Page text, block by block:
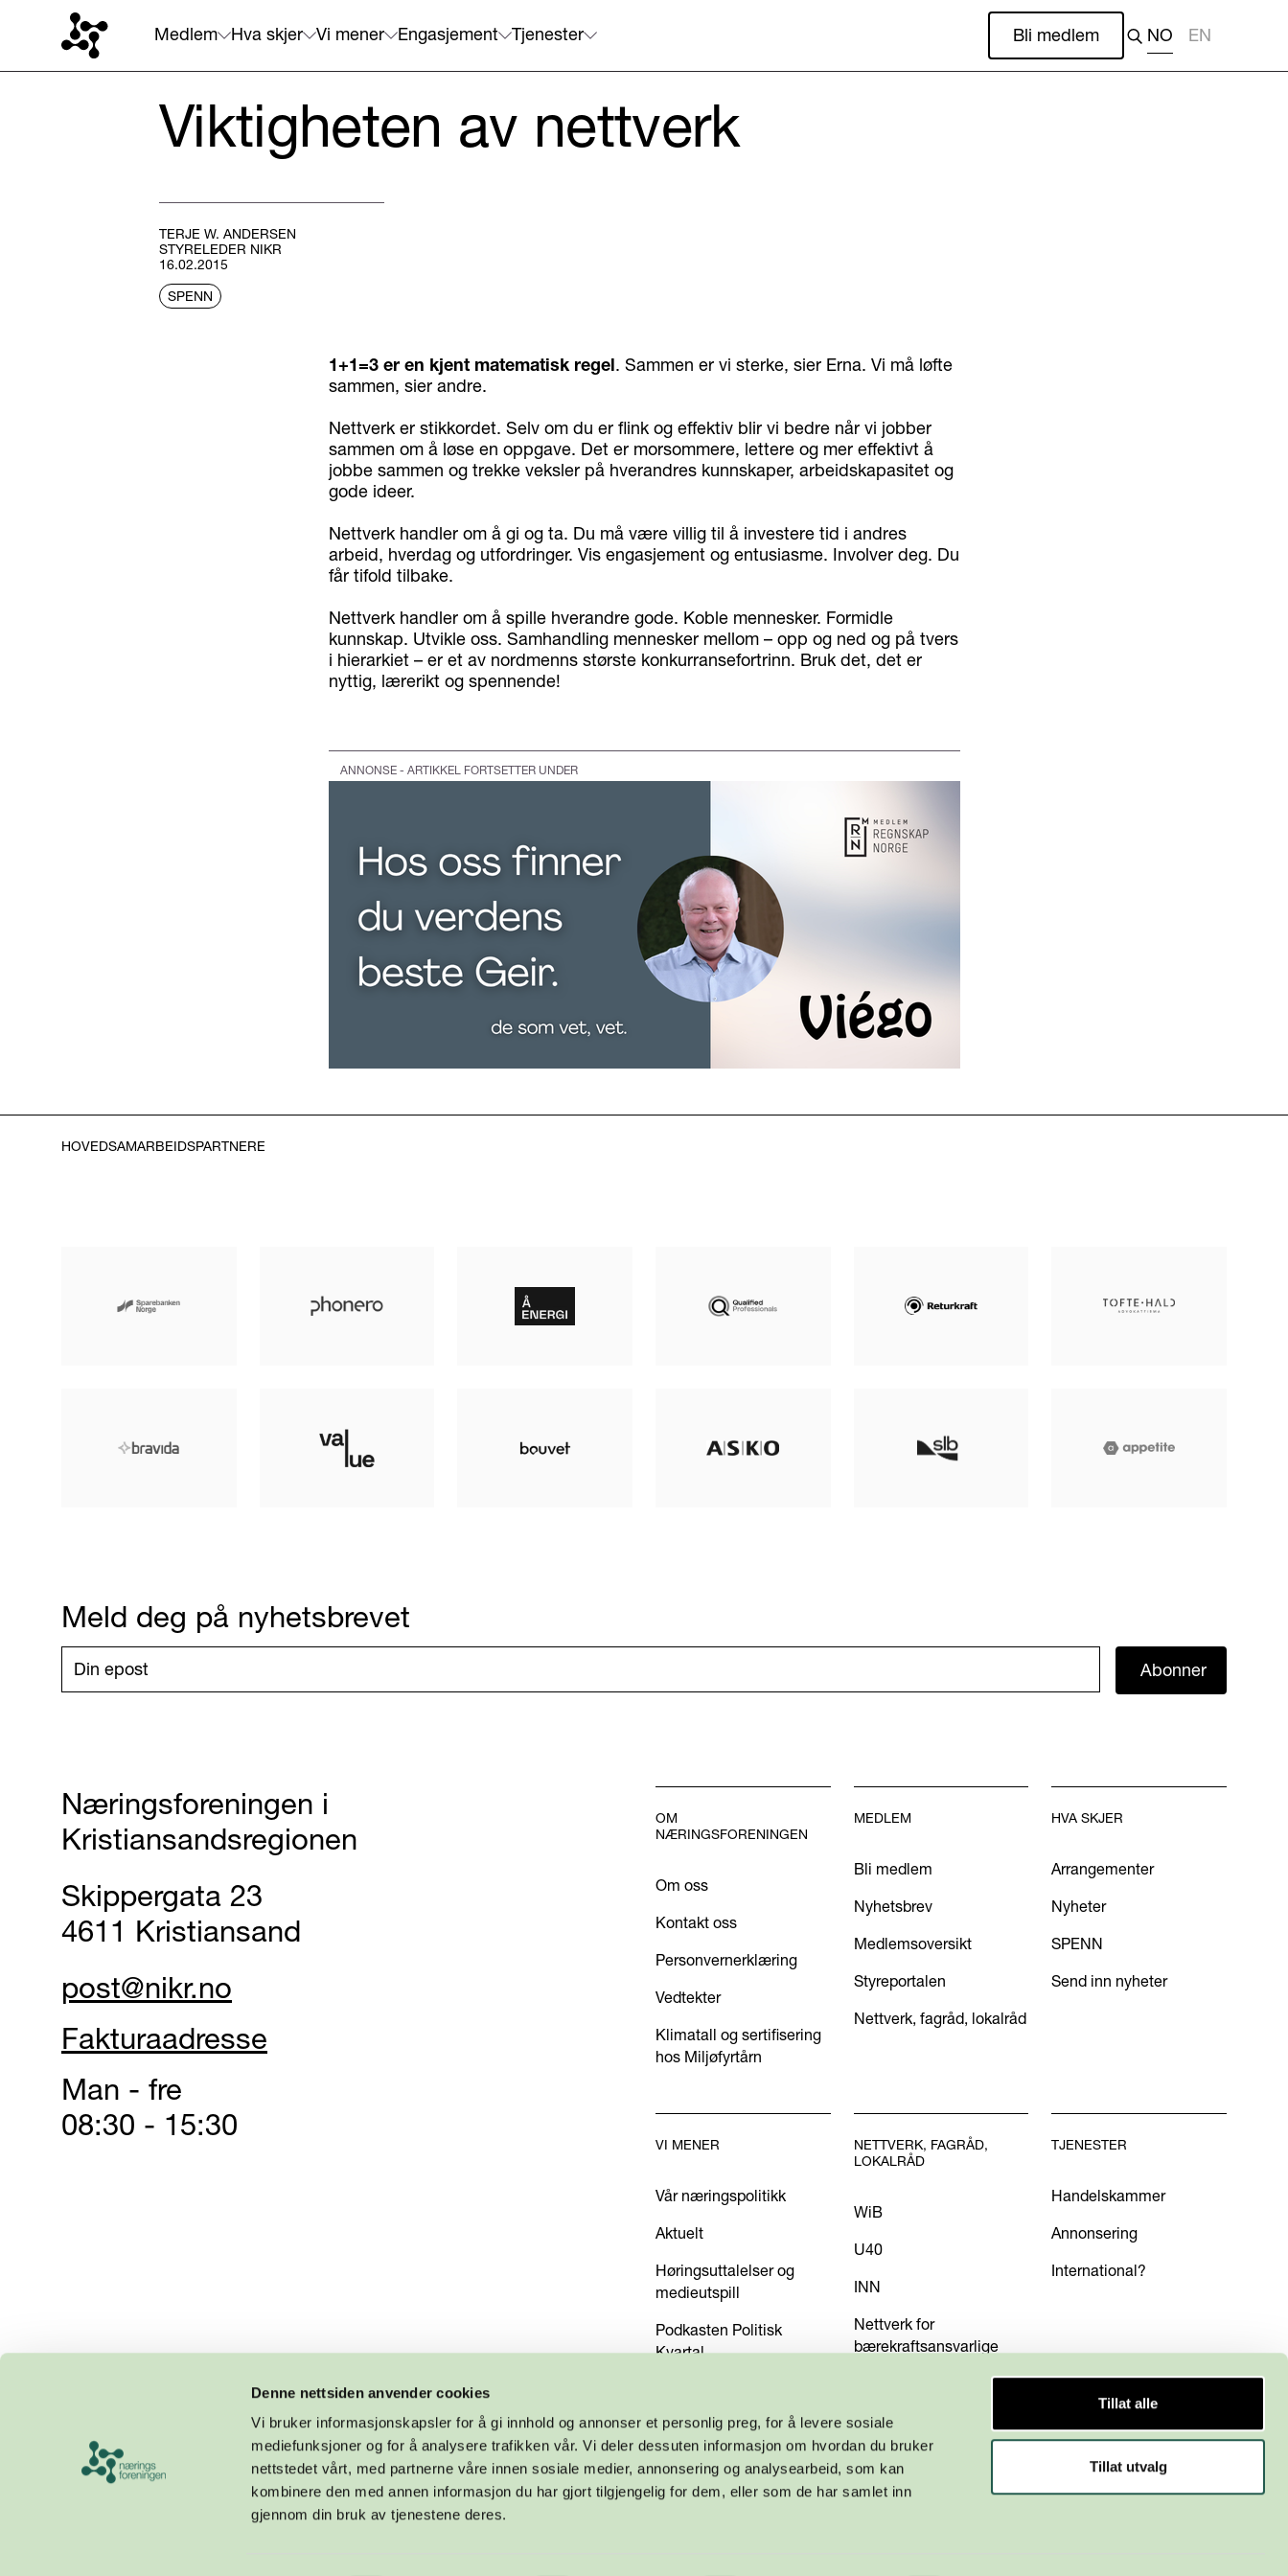
Denne nettsiden anvender cookies
Vi bruker informasjonskapsler for å gi innhold og annonser et personlig preg, for å levere sosiale
mediefunksjoner og for å analysere trafikken vår. Vi deler dessuten informasjon om hvordan du bruker
nettstedet vårt, med partnerne våre innen sosiale medier, annonsering og analysearbeid, som kan
kombinere den med annen informasjon du har gjort tilgjengelig for dem, eller som de har samlet inn
gjennom din bruk av tjenestene deres.
Tillat alle
Tillat utvalg
Medlem Hva skjer Vi mener Engasjement Tjenester Bli medlem NO EN
Viktigheten av nettverk
TERJE W. ANDERSEN
STYRELEDER NIKR
16.02.2015
SPENN
1+1=3 er en kjent matematisk regel. Sammen er vi sterke, sier Erna. Vi må løfte
sammen, sier andre.
Nettverk er stikkordet. Selv om du er flink og effektiv blir vi bedre når vi jobber
sammen om å løse en oppgave. Det er morsommere, lettere og mer effektivt å
jobbe sammen og trekke veksler på hverandres kunnskaper, arbeidskapasitet og
gode ideer.
Nettverk handler om å gi og ta. Du må være villig til å investere tid i andres
arbeid, hverdag og utfordringer. Vis engasjement og entusiasme. Involver deg. Du
får tifold tilbake.
Nettverk handler om å spille hverandre gode. Koble mennesker. Formidle
kunnskap. Utvikle oss. Samhandling mennesker mellom – opp og ned og på tvers
i hierarkiet – er et av nordmenns største konkurransefortrinn. Bruk det, det er
nyttig, lærerikt og spennende!
ANNONSE - ARTIKKEL FORTSETTER UNDER
HOVEDSAMARBEIDSPARTNERE
Meld deg på nyhetsbrevet
Abonner
Næringsforeningen i
Kristiansandsregionen
Skippergata 23
4611 Kristiansand
post@nikr.no
Fakturaadresse
Man - fre
08:30 - 15:30
OM
NÆRINGSFORENINGEN
Om oss
Kontakt oss
Personvernerklæring
Vedtekter
Klimatall og sertifisering
hos Miljøfyrtårn
MEDLEM
Bli medlem
Nyhetsbrev
Medlemsoversikt
Styreportalen
Nettverk, fagråd, lokalråd
HVA SKJER
Arrangementer
Nyheter
SPENN
Send inn nyheter
VI MENER
Vår næringspolitikk
Aktuelt
Høringsuttalelser og
medieutspill
Podkasten Politisk
Kvartal
NETTVERK, FAGRÅD,
LOKALRÅD
WiB
U40
INN
Nettverk for
bærekraftsansvarlige
TJENESTER
Handelskammer
Annonsering
International?